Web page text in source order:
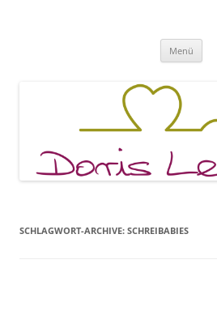
Menü
SCHLAGWORT-ARCHIVE: SCHREIBABIES